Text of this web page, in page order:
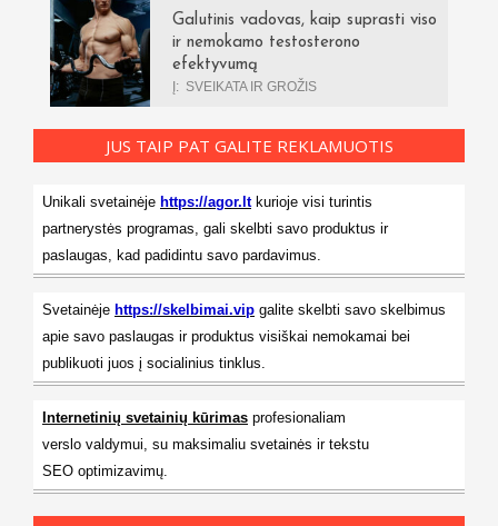
Galutinis vadovas, kaip suprasti viso
ir nemokamo testosterono
efektyvumą
Į: SVEIKATA IR GROŽIS
JUS TAIP PAT GALITE REKLAMUOTIS
Unikali svetainėje https://agor.ltkurioje visi turintis
partnerystės programas, gali skelbti savo produktus ir
paslaugas, kad padidintu savo pardavimus.
Svetainėje https://skelbimai.vip galite skelbti savo skelbimus
apie savo paslaugas ir produktus visiškai nemokamai bei
publikuoti juos į socialinius tinklus.
Internetinių svetainių kūrimas profesionaliam
verslo valdymui, su maksimaliu svetainės ir tekstu
SEO optimizavimų.